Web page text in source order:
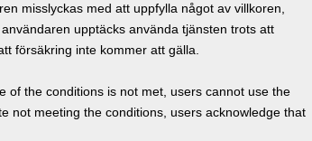
misslyckas med att uppfylla något av villkoren,
upptäcks använda tjänsten trots att
försäkring inte kommer att gälla.
of the conditions is not met, users cannot use the
not meeting the conditions, users acknowledge that